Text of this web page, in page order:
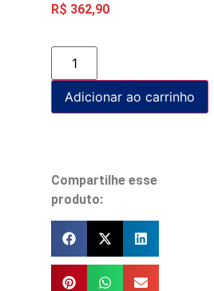
R$ 362,90
Adicionar ao carrinho
Compartilhe esse
produto: